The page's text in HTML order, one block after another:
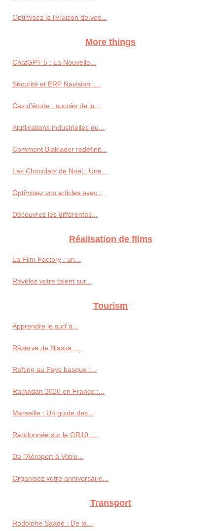
Optimisez la livraison de vos...
More things
ChatGPT-5 : La Nouvelle...
Sécurité et ERP Navision :...
Cas d'étude : succès de la...
Applications industrielles du...
Comment Blaklader redéfinit...
Les Chocolats de Noël : Une...
Optimisez vos articles avec...
Découvrez les différentes...
Réalisation de films
La Film Factory : un...
Révélez votre talent sur...
Tourism
Apprendre le surf à...
Réserve de Niassa :...
Rafting au Pays basque :...
Ramadan 2026 en France :...
Marseille : Un guide des...
Randonnée sur le GR10 :...
De l'Aéroport à Votre...
Organisez votre anniversaire...
Transport
Rodolphe Saadé : De la...